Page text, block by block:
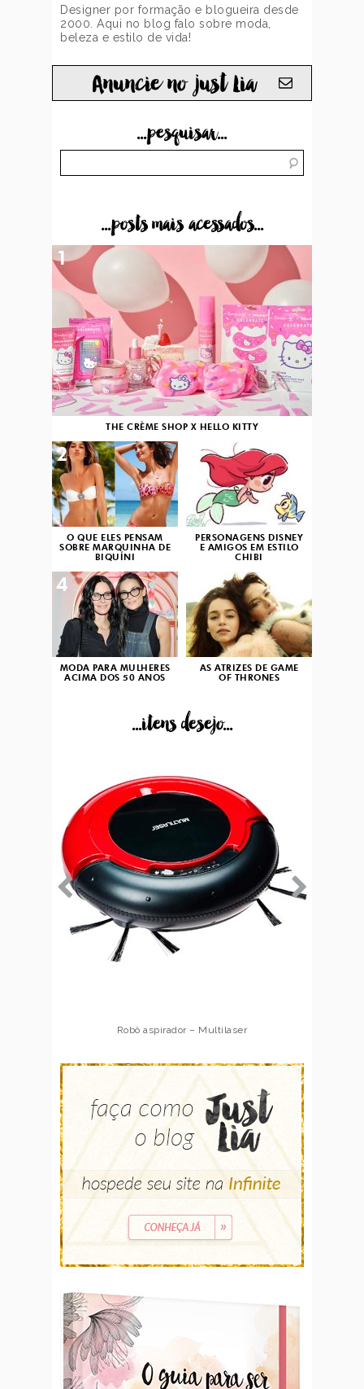
Designer por formação e blogueira desde
2000. Aqui no blog falo sobre moda,
beleza e estilo de vida!
Anuncie no just Lia
...pesquisar...
...posts mais acessados...
THE CRÈME SHOP X HELLO KITTY
1
O QUE ELES PENSAM
SOBRE MARQUINHA DE
BIQUÍNI
2
PERSONAGENS DISNEY
E AMIGOS EM ESTILO
CHIBI
3
MODA PARA MULHERES
ACIMA DOS 50 ANOS
4
AS ATRIZES DE GAME
OF THRONES
...itens desejo...
Robô aspirador – Multilaser